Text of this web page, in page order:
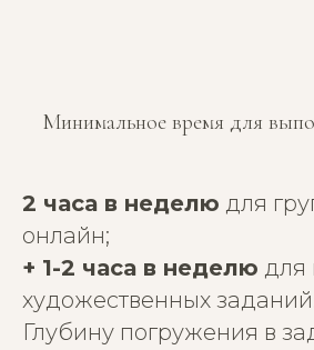
Минимальное время для
2 часа в неделю для
онлайн;
+ 1-2 часа в неделю для
художественных
Глубину погружения в